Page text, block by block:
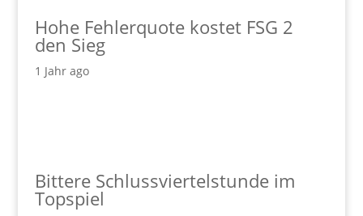
Hohe Fehlerquote kostet FSG 2
den Sieg
1 Jahr ago
Bittere Schlussviertelstunde im
Topspiel